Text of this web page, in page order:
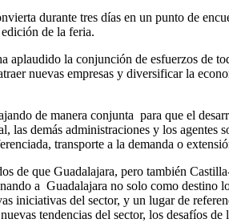
durante tres días en un punto de
de la feria.
la conjunción de esfuerzos de
nuevas empresas y diversificar la
de manera conjunta para que el
demás administraciones y los
transporte a la demanda o
de que Guadalajara, pero también
a Guadalajara no solo como destino
iniciativas del sector, y un lugar de
tendencias del sector, los desafíos